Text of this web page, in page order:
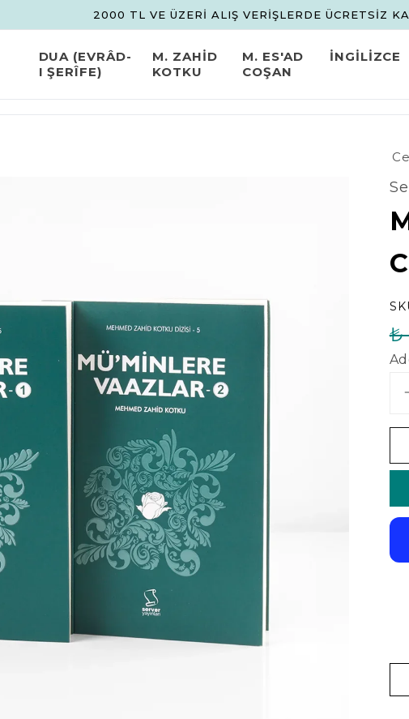
2000 TL VE ÜZERİ ALIŞ VERİŞLERDE ÜCRETSİZ
DUA (EVRÂD-
I ŞERÎFE)
M. ZAHİD
KOTKU
M. ES'AD
COŞAN
İNGİLİZCE
₺